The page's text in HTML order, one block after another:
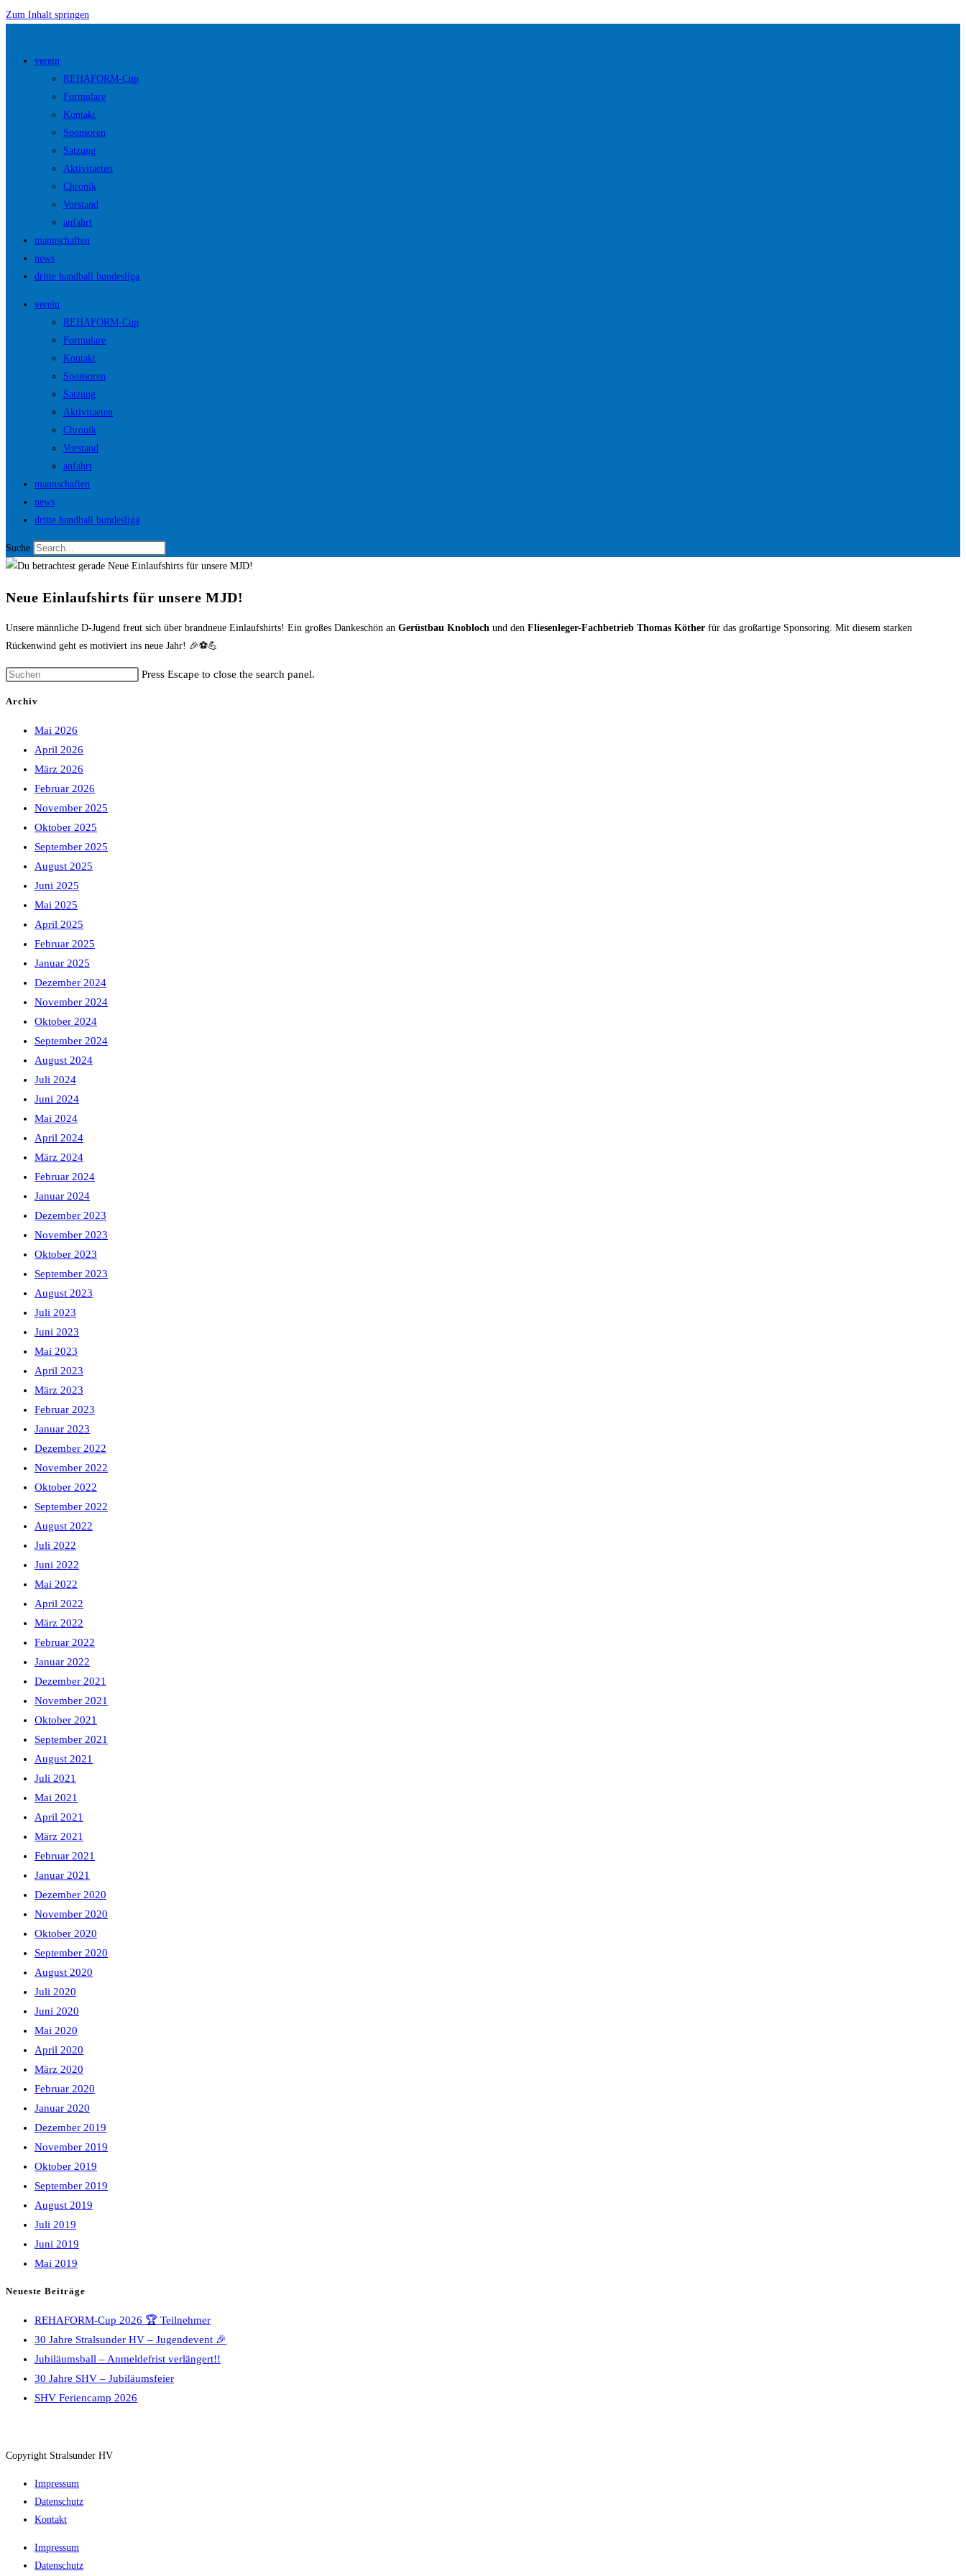
Zum Inhalt springen
verein
REHAFORM-Cup
Formulare
Kontakt
Sponsoren
Satzung
Aktivitaeten
Chronik
Vorstand
anfahrt
mannschaften
news
dritte handball bundesliga
verein
REHAFORM-Cup
Formulare
Kontakt
Sponsoren
Satzung
Aktivitaeten
Chronik
Vorstand
anfahrt
mannschaften
news
dritte handball bundesliga
Suche
Neue Einlaufshirts für unsere MJD!
Unsere männliche D-Jugend freut sich über brandneue Einlaufshirts! Ein großes Dankeschön an Gerüstbau Knobloch und den Fliesenleger-Fachbetrieb Thomas Köther für das großartige Sponsoring. Mit diesem starken
Rückenwind geht es motiviert ins neue Jahr! 🎉⚽💪
Press Escape to close the search panel.
Archiv
Mai 2026
April 2026
März 2026
Februar 2026
November 2025
Oktober 2025
September 2025
August 2025
Juni 2025
Mai 2025
April 2025
Februar 2025
Januar 2025
Dezember 2024
November 2024
Oktober 2024
September 2024
August 2024
Juli 2024
Juni 2024
Mai 2024
April 2024
März 2024
Februar 2024
Januar 2024
Dezember 2023
November 2023
Oktober 2023
September 2023
August 2023
Juli 2023
Juni 2023
Mai 2023
April 2023
März 2023
Februar 2023
Januar 2023
Dezember 2022
November 2022
Oktober 2022
September 2022
August 2022
Juli 2022
Juni 2022
Mai 2022
April 2022
März 2022
Februar 2022
Januar 2022
Dezember 2021
November 2021
Oktober 2021
September 2021
August 2021
Juli 2021
Mai 2021
April 2021
März 2021
Februar 2021
Januar 2021
Dezember 2020
November 2020
Oktober 2020
September 2020
August 2020
Juli 2020
Juni 2020
Mai 2020
April 2020
März 2020
Februar 2020
Januar 2020
Dezember 2019
November 2019
Oktober 2019
September 2019
August 2019
Juli 2019
Juni 2019
Mai 2019
Neueste Beiträge
REHAFORM-Cup 2026 🏆 Teilnehmer
30 Jahre Stralsunder HV – Jugendevent 🎉
Jubiläumsball – Anmeldefrist verlängert!!
30 Jahre SHV – Jubiläumsfeier
SHV Feriencamp 2026
Copyright Stralsunder HV
Impressum
Datenschutz
Kontakt
Impressum
Datenschutz